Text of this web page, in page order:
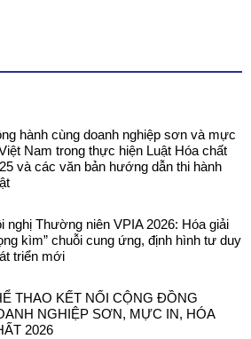
hành cùng doanh nghiệp sơn và mực
Nam trong thực hiện Luật Hóa chất
và các văn bản hướng dẫn thi hành
nghị Thường niên VPIA 2026: Hóa giải
kìm” chuỗi cung ứng, định hình tư duy
triển mới
THAO KẾT NỐI CỘNG ĐỒNG
NGHIỆP SƠN, MỰC IN, HÓA
2026